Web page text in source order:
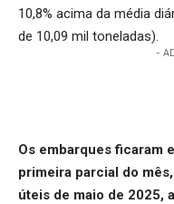
10,8% acima da média
de 10,09 mil toneladas).
-
Os embarques ficaram
primeira parcial do
úteis de maio de 2025,